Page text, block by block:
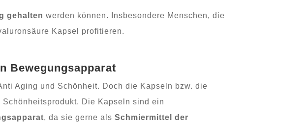
gehalten werden können. Insbesondere Menschen, die
Kapsel profitieren.
Bewegungsapparat
Aging und Schönheit. Doch die Kapseln bzw. die
Die Kapseln sind ein
, da sie gerne als Schmiermittel der